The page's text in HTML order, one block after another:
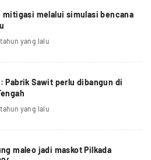
mitigasi melalui simulasi bencana
yang lalu
Pabrik Sawit perlu dibangun di
yang lalu
maleo jadi maskot Pilkada